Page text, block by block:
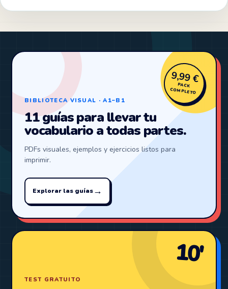
BIBLIOTECA VISUAL · A1–B1
11 guías para llevar tu
vocabulario a todas partes.
PDFs visuales, ejemplos y ejercicios listos para
imprimir.
Explorar las guías→
9,99 €
PACK
COMPLETO
10′
TEST GRATUITO